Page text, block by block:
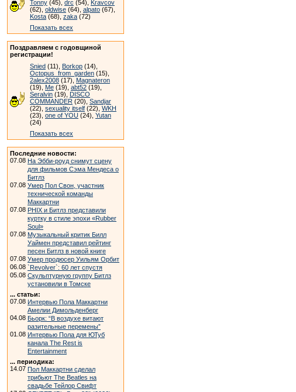
Tonny (45), drc (54), Kravcov
(62), oldwise (64), alpato (67),
Kosta (68), zaka (72)
Показать всех
Поздравляем с годовщиной
регистрации!
Snied (11), Borkop (14),
Octopus_from_garden (15),
2alex2008 (17), Magnateron
(19), Me (19), abt52 (19),
Seralvin (19), DISCO
COMMANDER (20), Sandjar
(22), sexuality itself (22), WKH
(23), one of YOU (24), Yutan
(24)
Показать всех
Последние новости:
07.08 На Эбби-роуд снимут сцену
для фильмов Сэма Мендеса о
Битлз
07.08 Умер Пол Свон, участник
технической команды
Маккартни
07.08 PHIX и Битлз представили
куртку в стиле эпохи «Rubber
Soul»
07.08 Музыкальный критик Билл
Уаймен представил рейтинг
песен Битлз в новой книге
07.08 Умер продюсер Уильям Орбит
06.08 `Revolver`: 60 лет спустя
05.08 Скульптурную группу Битлз
установили в Томске
... статьи:
07.08 Интервью Пола Маккартни
Амелии Димольденберг
04.08 Бьорк: “В воздухе витают
разительные перемены”
01.08 Интервью Пола для ЮТуб
канала The Rest is
Entertainment
... периодика:
14.07 Пол Маккартни сделал
трибьют The Beatles на
свадьбе Тейлор Свифт